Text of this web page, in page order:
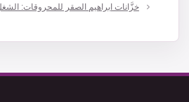
خزَّانات ابراهيم الصقر للمحروقات: الشغل